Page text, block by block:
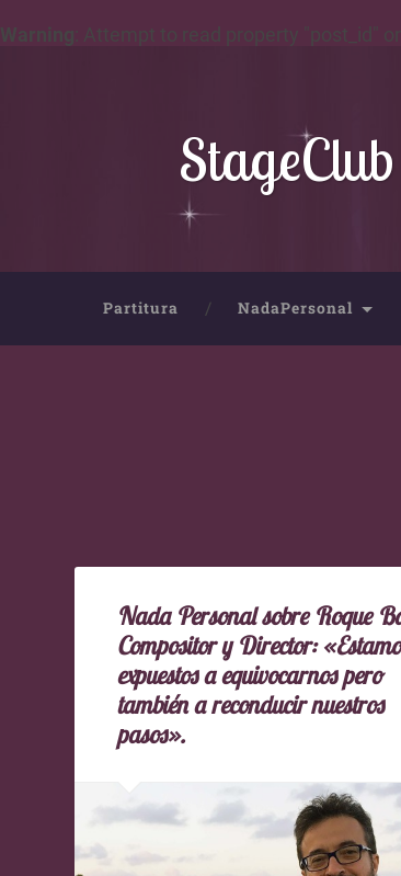
Warning : Attempt to read property "post_id"
Partitura NadaPersonal
Nada Personal sobre Roque
Compositor y Director:
expuestos a equivocarnos pero
también a reconducir nuestros
pasos».